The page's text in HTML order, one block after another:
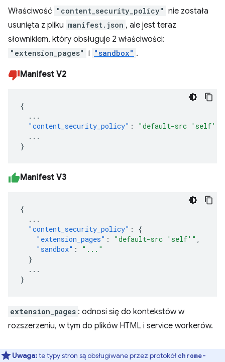
Właściwość "content_security_policy" nie została
usunięta z pliku manifest.json , ale jest teraz
słownikiem, który obsługuje 2 właściwości:
"extension_pages" i "sandbox" .
Manifest V2
{
...
"content_security_policy" :
"default-src 'self'"
...
}
Manifest V3
{
...
"content_security_policy" :
{
"extension_pages" : "default-src 'self'" ,
"sandbox" :
"..."
}
...
}
extension_pages : odnosi się do kontekstów w
rozszerzeniu, w tym do plików HTML i service workerów.
Uwaga:te typy stron są obsługiwane przez protokół chrome-